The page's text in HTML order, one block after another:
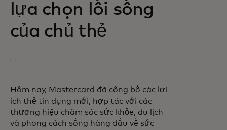
lựa chọn lối sống
của chủ thẻ
Hôm nay, Mastercard đã công bố các lợi
ích thẻ tín dụng mới, hợp tác với các
thương hiệu chăm sóc sức khỏe, du lịch
và phong cách sống hàng đầu về sức